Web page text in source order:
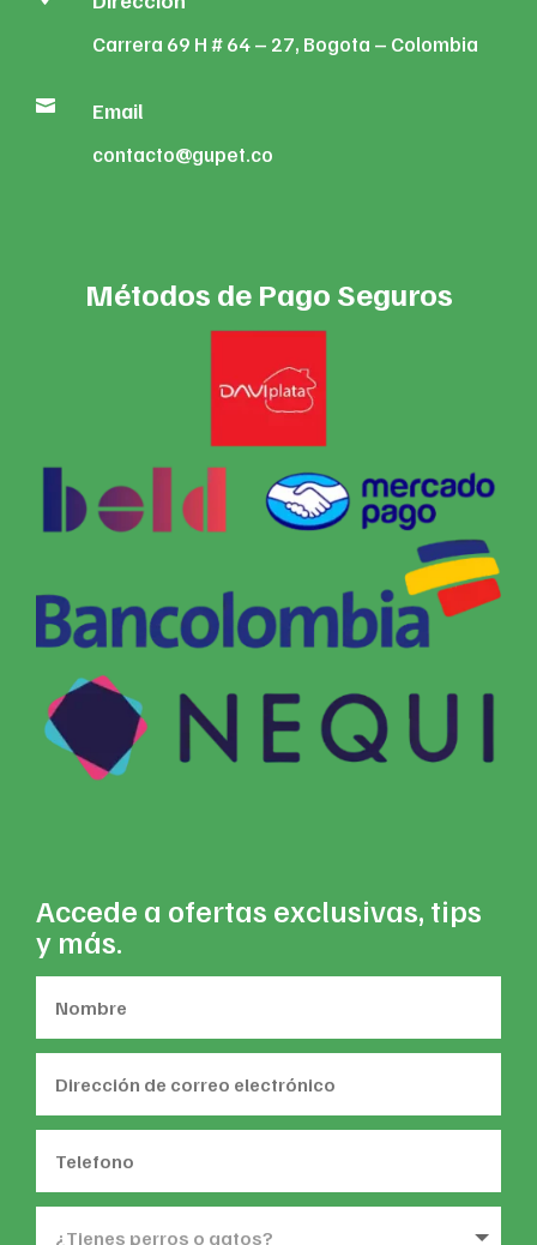
Carrera 69 H # 64 – 27, Bogota – Colombia
 Email
contacto@gupet.co
Métodos de Pago Seguros
Accede a ofertas exclusivas, tips
y más.